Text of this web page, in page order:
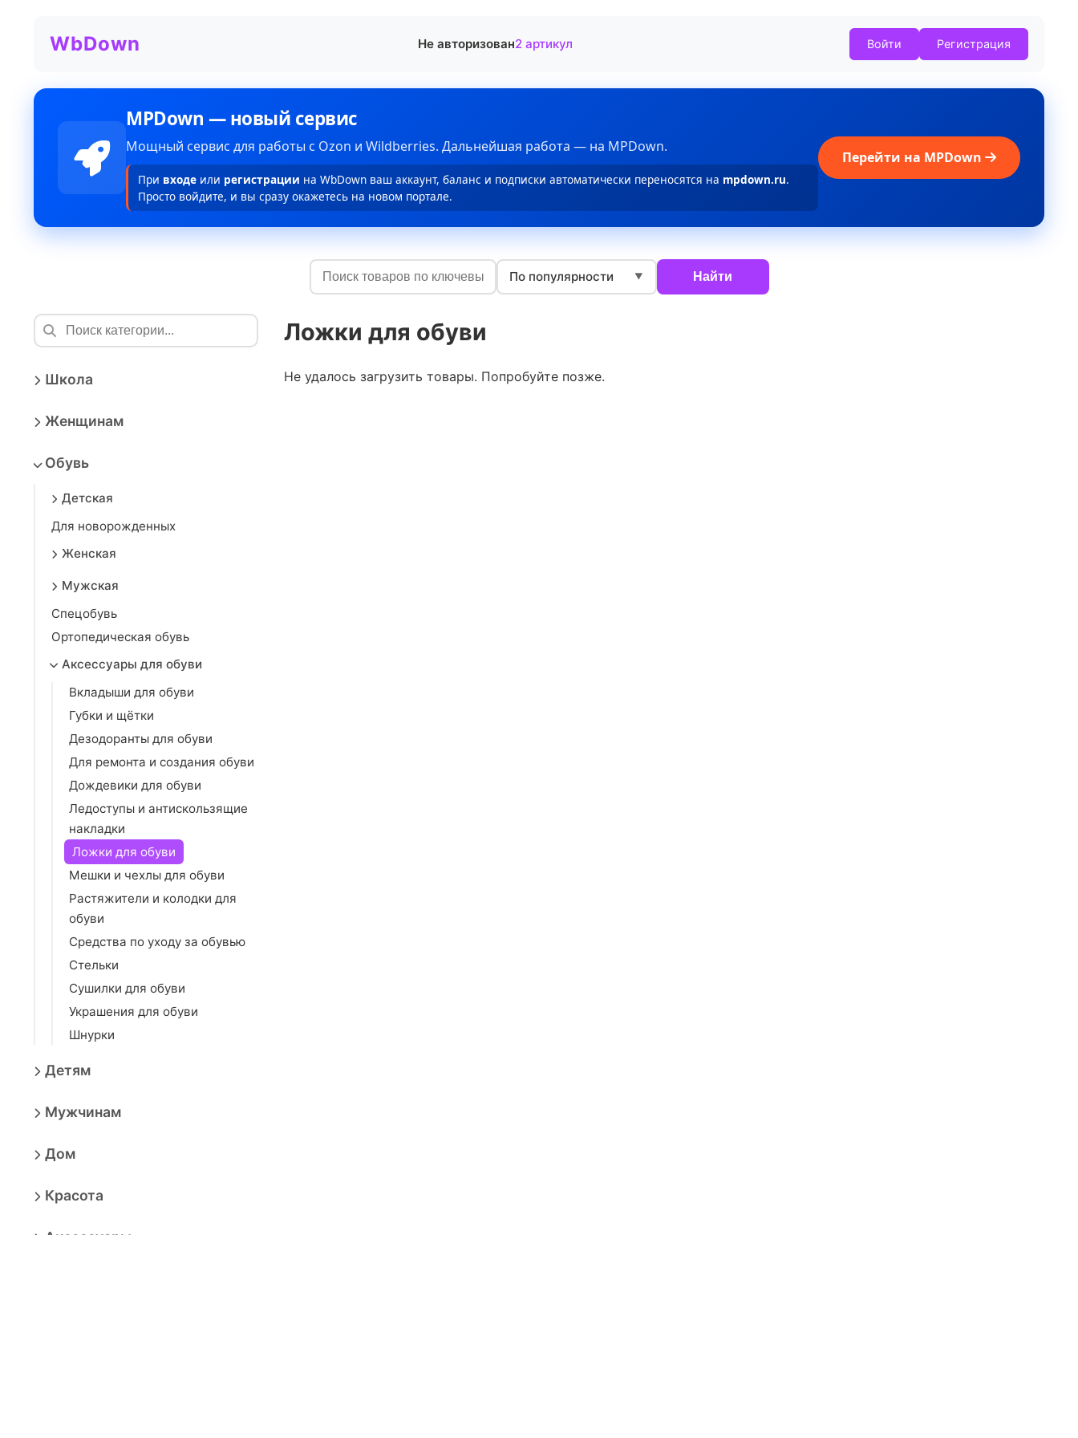
WbDown Не авторизован2 артикул Войти Регистрация
MPDown — новый сервис
Мощный сервис для работы с Ozon и Wildberries. Дальнейшая работа — на MPDown.
При входе или регистрации на WbDown ваш аккаунт, баланс и подписки автоматически переносятся на mpdown.ru.
Просто войдите, и вы сразу окажетесь на новом портале.
Перейти на MPDown
По популярности ▼ Найти
Школа
Женщинам
Обувь
Детская
Для новорожденных
Женская
Мужская
Спецобувь
Ортопедическая обувь
Аксессуары для обуви
Вкладыши для обуви
Губки и щётки
Дезодоранты для обуви
Для ремонта и создания обуви
Дождевики для обуви
Ледоступы и антискользящие
накладки
Ложки для обуви
Мешки и чехлы для обуви
Растяжители и колодки для
обуви
Средства по уходу за обувью
Стельки
Сушилки для обуви
Украшения для обуви
Шнурки
Детям
Мужчинам
Дом
Красота
Аксессуары
Ложки для обуви
Не удалось загрузить товары. Попробуйте позже.